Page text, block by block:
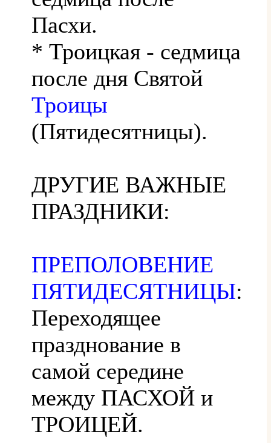
Пасхи.
* Троицкая - седмица
после дня Святой
Троицы
(Пятидесятницы).
ДРУГИЕ ВАЖНЫЕ
ПРАЗДНИКИ:
ПРЕПОЛОВЕНИЕ
ПЯТИДЕСЯТНИЦЫ:
Переходящее
празднование в
самой середине
между ПАСХОЙ и
ТРОИЦЕЙ.